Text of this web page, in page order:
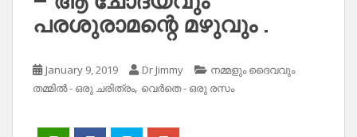
പരശുരാമന്റെ മഴുവും .
January 9, 2019 Dr Jimmy
നമ്മളും ദൈവവും
തമ്മിൽ - ഒരു ചരിത്രം, വെർതെ - ഒരു രസം